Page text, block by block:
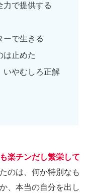
力で提供する
ーで生きる
は止めた
いやむしろ正解
楽チンだし繁栄して
のは、何か特別なも
、本当の自分を出し